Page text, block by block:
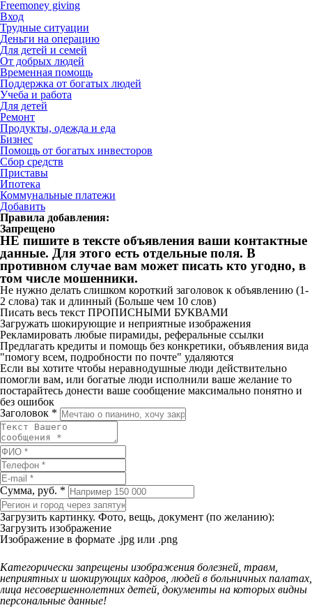
Freemoney giving
Вход
Трудные ситуации
Деньги на операцию
Для детей и семей
От добрых людей
Временная помощь
Поддержка от богатых людей
Учеба и работа
Для детей
Ремонт
Продукты, одежда и еда
Бизнес
Помощь от богатых инвесторов
Сбор средств
Приставы
Ипотека
Коммунальные платежи
Добавить
Правила добавления:
Запрещено
НЕ пишите в тексте объявления ваши контактные
данные. Для этого есть отдельные поля. В
противном случае вам может писать кто угодно, в
том числе мошенники.
Не нужно делать слишком короткий заголовок к объявлению (1-
2 слова) так и длинный (Больше чем 10 слов)
Писать весь текст ПРОПИСНЫМИ БУКВАМИ
Загружать шокирующие и неприятные изображения
Рекламировать любые пирамиды, реферальные ссылки
Предлагать кредиты и помощь без конкретики, объявления вида
"помогу всем, подробности по почте" удаляются
Если вы хотите чтобы неравнодушные люди действительно
помогли вам, или богатые люди исполнили ваше желание то
постарайтесь донести ваше сообщение максимально понятно и
без ошибок
Заголовок *
Сумма, руб. *
Загрузить картинку. Фото, вещь, документ (по желанию):
Загрузить изображение
Изображение в формате .jpg или .png
Категорически запрещены изображения болезней, травм,
неприятных и шокирующих кадров, людей в больничных палатах,
лица несовершеннолетних детей, документы на которых видны
персональные данные!